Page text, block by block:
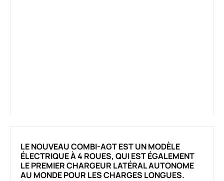
LE NOUVEAU COMBI-AGT EST UN MODÈLE
ÉLECTRIQUE À 4 ROUES, QUI EST ÉGALEMENT
LE PREMIER CHARGEUR LATÉRAL AUTONOME
AU MONDE POUR LES CHARGES LONGUES.